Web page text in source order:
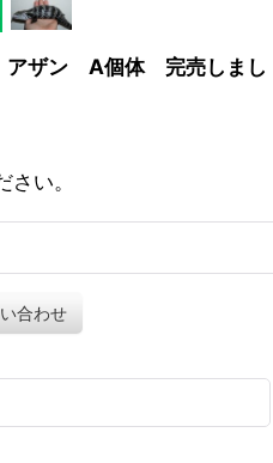
アザン A個体 完売しまし
さい。
合わせ